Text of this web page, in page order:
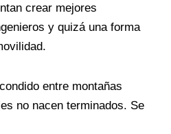
crear mejores
y quizá una forma
entre montañas
no nacen terminados. Se